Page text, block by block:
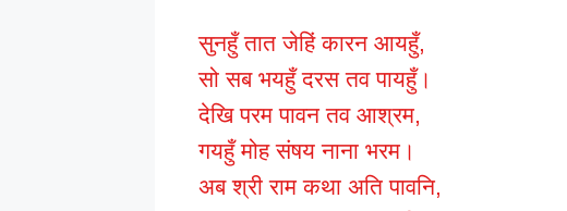
सुनहुँ तात जेहिं कारन आयहुँ,
सो सब भयहुँ दरस तव पायहुँ।
देखि परम पावन तव आश्रम,
गयहुँ मोह संषय नाना भरम।
अब श्री राम कथा अति पावनि,